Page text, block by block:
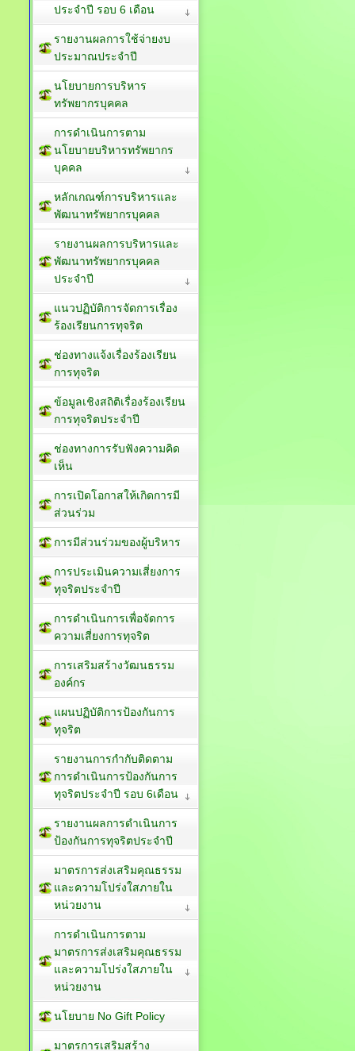
ประจำปี รอบ 6 เดือน
รายงานผลการใช้จ่ายงบ
ประมาณประจำปี
นโยบายการบริหาร
ทรัพยากรบุคคล
การดำเนินการตาม
นโยบายบริหารทรัพยากร
บุคคล
หลักเกณฑ์การบริหารและ
พัฒนาทรัพยากรบุคคล
รายงานผลการบริหารและ
พัฒนาทรัพยากรบุคคล
ประจำปี
แนวปฏิบัติการจัดการเรื่อง
ร้องเรียนการทุจริต
ช่องทางแจ้งเรื่องร้องเรียน
การทุจริต
ข้อมูลเชิงสถิติเรื่องร้องเรียน
การทุจริตประจำปี
ช่องทางการรับฟังความคิด
เห็น
การเปิดโอกาสให้เกิดการมี
ส่วนร่วม
การมีส่วนร่วมของผู้บริหาร
การประเมินความเสี่ยงการ
ทุจริตประจำปี
การดำเนินการเพื่อจัดการ
ความเสี่ยงการทุจริต
การเสริมสร้างวัฒนธรรม
องค์กร
แผนปฏิบัติการป้องกันการ
ทุจริต
รายงานการกำกับติดตาม
การดำเนินการป้องกันการ
ทุจริตประจำปี รอบ 6เดือน
รายงานผลการดำเนินการ
ป้องกันการทุจริตประจำปี
มาตรการส่งเสริมคุณธรรม
และความโปร่งใสภายใน
หน่วยงาน
การดำเนินการตาม
มาตรการส่งเสริมคุณธรรม
และความโปร่งใสภายใน
หน่วยงาน
นโยบาย No Gift Policy
มาตรการเสริมสร้าง